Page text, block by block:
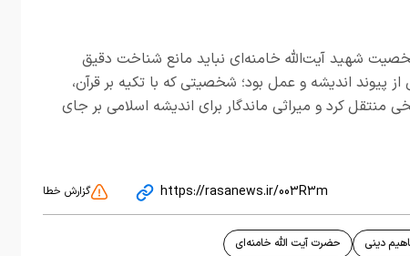
شهید آیت‌الله خامنه‌ای نباید مانع شناخت دقیق
اندیشه و عمل بود؛ شخصیتی که با تکیه بر قرآن،
کرد و میراثی ماندگار برای اندیشه اسلامی بر جای
https://rasanews.ir/003R3m گزارش خطا
دینی حضرت آیت الله خامنه‌ای